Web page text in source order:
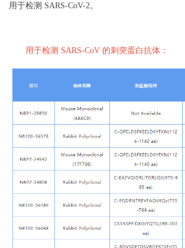
用于检测 SARS-CoV-2。
用于检测 SARS-CoV 的刺突蛋白抗体：